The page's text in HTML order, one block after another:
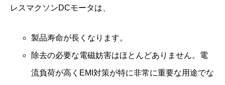
レスマクソンDCモータは、
製品寿命が長くなります。
除去の必要な電磁妨害はほとんどありません。電
流負荷が高くEMI対策が特に非常に重要な用途でな